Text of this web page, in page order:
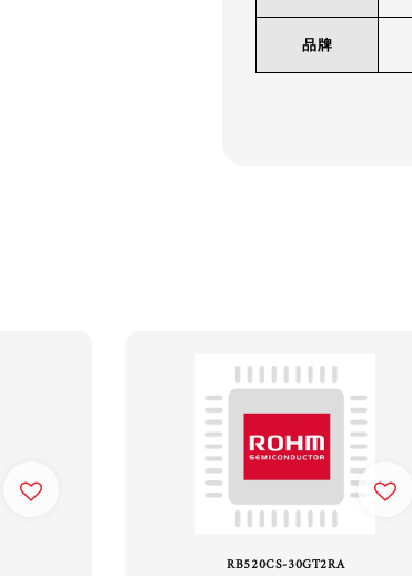
品牌
RB520CS-30GT2RA